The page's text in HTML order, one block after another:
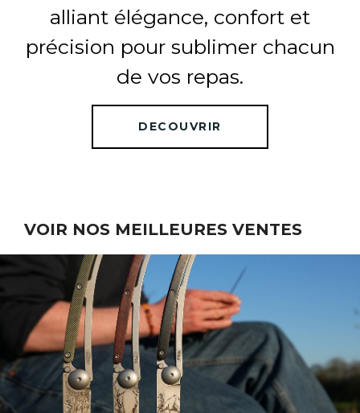
alliant élégance, confort et
précision pour sublimer chacun
de vos repas.
DECOUVRIR
VOIR NOS MEILLEURES VENTES